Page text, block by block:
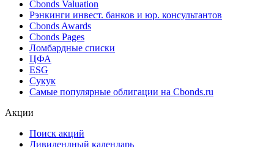
Best bid/ask
Cbonds Estimation
Cbonds Estimation Onshore
Cbonds Valuation
Рэнкинги инвест. банков и юр. консультантов
Cbonds Awards
Cbonds Pages
Ломбардные списки
ESG
Самые популярные облигации на Cbonds.ru